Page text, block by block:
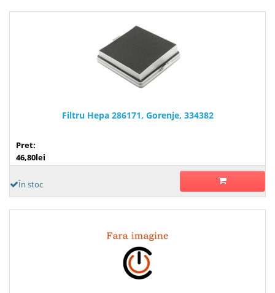
Filtru Hepa 286171, Gorenje, 334382
Pret:
46,80lei
În stoc